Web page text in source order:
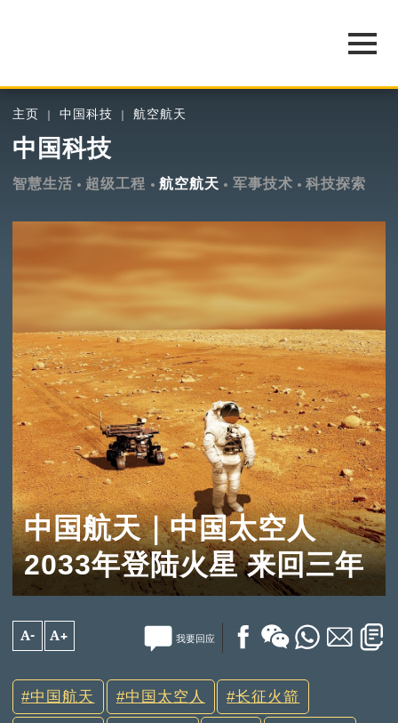
主页 中国科技 航空航天
中国科技
智慧生活 超级工程 航空航天 军事技术 科技探索
中国航天｜中国太空人
2033年登陆火星 来回三年
A- A+ 我要回应
中国航天 中国太空人 长征火箭